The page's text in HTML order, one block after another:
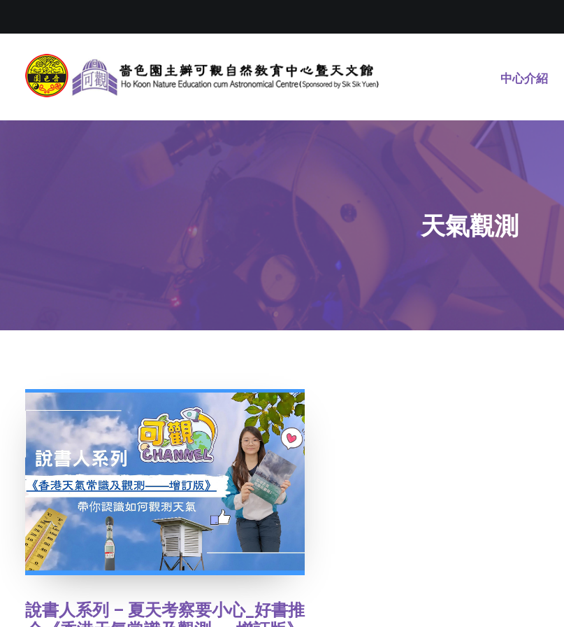
中心介紹
天氣觀測
說書人系列 – 夏天考察要小心_好書推